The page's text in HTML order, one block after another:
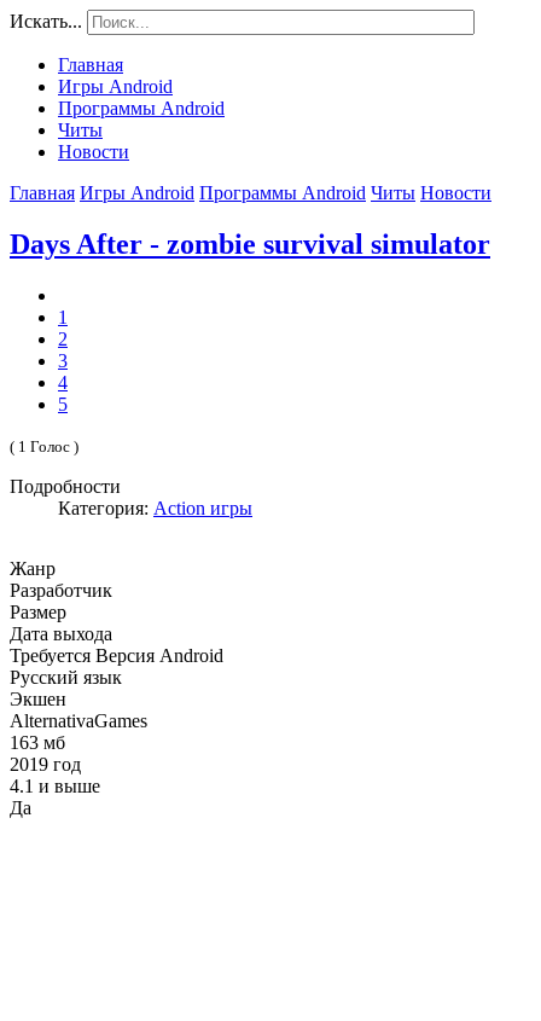
Искать...
Главная
Игры Android
Программы Android
Читы
Новости
Главная Игры Android Программы Android Читы Новости
Days After - zombie survival simulator
1
2
3
4
5
( 1 Голос )
Подробности
Категория: Action игры
Жанр
Разработчик
Размер
Дата выхода
Требуется Версия Android
Русский язык
Экшен
AlternativaGames
163 мб
2019 год
4.1 и выше
Да